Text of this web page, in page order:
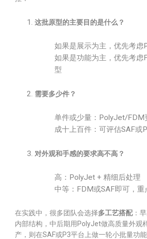
这批原型的主要目的是什么？
如果是展示为主，优先考虑
如果是功能为主，优先考虑
型
需要多少件？
单件或少量：PolyJet/FDM
成十上百件：可评估SAF或
对外观和手感的要求高不高？
高：PolyJet + 精细后处理
中等：FDM或SAF即可，重
在实践中，很多团队会选择多工艺搭配：
内部结构，中后期用PolyJet做高质量外观
产，则在SAF或P3平台上做一轮小批量功能